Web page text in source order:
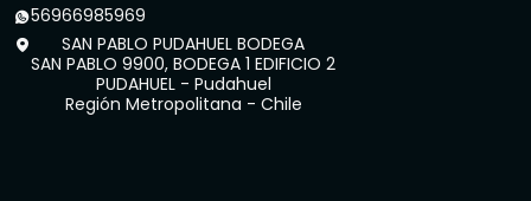
56966985969
SAN PABLO PUDAHUEL BODEGA
SAN PABLO 9900, BODEGA 1 EDIFICIO 2
PUDAHUEL - Pudahuel
Región Metropolitana - Chile